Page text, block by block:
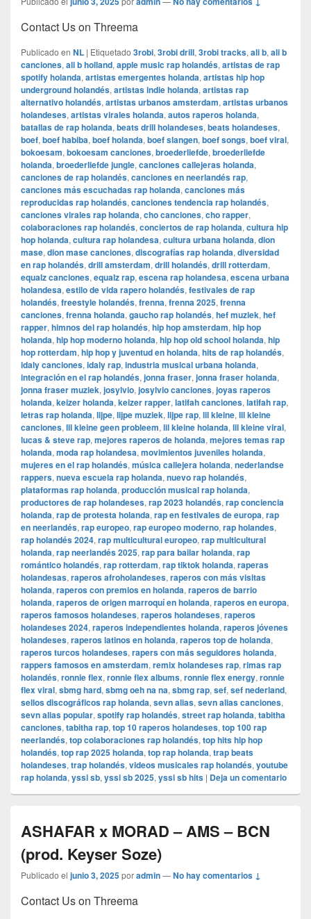
Contact Us on Threema
Publicado en NL | Etiquetado 3robi, 3robi drill, 3robi tracks, ali b, ali b
canciones, ali b holland, apple music rap holandés, artistas de rap
spotify holanda, artistas emergentes holanda, artistas hip hop
underground holandés, artistas indie holanda, artistas rap
alternativo holandés, artistas urbanos amsterdam, artistas urbanos
holandeses, artistas virales holanda, autos raperos holanda,
batallas de rap holanda, beats drill holandeses, beats holandeses,
boef, boef habiba, boef holanda, boef slangen, boef songs, boef viral,
bokoesam, bokoesam canciones, broederliefde, broederliefde
holanda, broederliefde jungle, canciones callejeras holanda,
canciones de rap holandés, canciones en neerlandés rap,
canciones más escuchadas rap holanda, canciones más
reproducidas rap holandés, canciones tendencia rap holandés,
canciones virales rap holanda, cho canciones, cho rapper,
colaboraciones rap holandés, conciertos de rap holanda, cultura hip
hop holanda, cultura rap holandesa, cultura urbana holanda, dion
mase, dion mase canciones, discografías rap holanda, diversidad
en rap holandés, drill amsterdam, drill holandés, drill rotterdam,
equalz canciones, equalz rap, escena rap holandesa, escena urbana
holandesa, estilo de vida rapero holandés, festivales de rap
holandés, freestyle holandés, frenna, frenna 2025, frenna
canciones, frenna holanda, gaucho rap holandés, hef muziek, hef
rapper, himnos del rap holandés, hip hop amsterdam, hip hop
holanda, hip hop moderno holanda, hip hop old school holanda, hip
hop rotterdam, hip hop y juventud en holanda, hits de rap holandés,
idaly canciones, idaly rap, industria musical urbana holanda,
integración en el rap holandés, jonna fraser, jonna fraser holanda,
jonna fraser muziek, josylvio, josylvio canciones, joyas raperos
holanda, keizer holanda, keizer rapper, latifah canciones, latifah rap,
letras rap holanda, lijpe, lijpe muziek, lijpe rap, lil kleine, lil kleine
canciones, lil kleine geen probleem, lil kleine holanda, lil kleine viral,
lucas & steve rap, mejores raperos de holanda, mejores temas rap
holanda, moda rap holandesa, movimientos juveniles holanda,
mujeres en el rap holandés, música callejera holanda, nederlandse
rappers, nueva escuela rap holanda, nuevo rap holandés,
plataformas rap holanda, producción musical rap holanda,
productores de rap holandeses, rap 2023 holandés, rap conciencia
holanda, rap de protesta holanda, rap en festivales de europa, rap
en neerlandés, rap europeo, rap europeo moderno, rap holandes,
rap holandés 2024, rap multicultural europeo, rap multicultural
holanda, rap neerlandés 2025, rap para bailar holanda, rap
romántico holandés, rap rotterdam, rap tiktok holanda, raperas
holandesas, raperos afroholandeses, raperos con más visitas
holanda, raperos con premios en holanda, raperos de barrio
holanda, raperos de origen marroquí en holanda, raperos en europa,
raperos famosos holandeses, raperos holandeses, raperos
holandeses 2024, raperos independientes holanda, raperos jóvenes
holandeses, raperos latinos en holanda, raperos top de holanda,
raperos turcos holandeses, rapers con más seguidores holanda,
rappers famosos en amsterdam, remix holandeses rap, rimas rap
holandés, ronnie flex, ronnie flex albums, ronnie flex energy, ronnie
flex viral, sbmg hard, sbmg oeh na na, sbmg rap, sef, sef nederland,
sellos discográficos rap holanda, sevn alias, sevn alias canciones,
sevn alias popular, spotify rap holandés, street rap holanda, tabitha
canciones, tabitha rap, top 10 raperos holandeses, top 100 rap
neerlandés, top colaboraciones rap holandés, top hits hip hop
holandés, top rap 2025 holanda, top rap holanda, trap beats
holandeses, trap holandés, videos musicales rap holandés, youtube
rap holanda, yssi sb, yssi sb 2025, yssi sb hits | Deja un comentario
ASHAFAR x MORAD – AMS – BCN
(prod. Keyser Soze)
Publicado el junio 3, 2025poradmin—No hay comentarios ↓
Contact Us on Threema